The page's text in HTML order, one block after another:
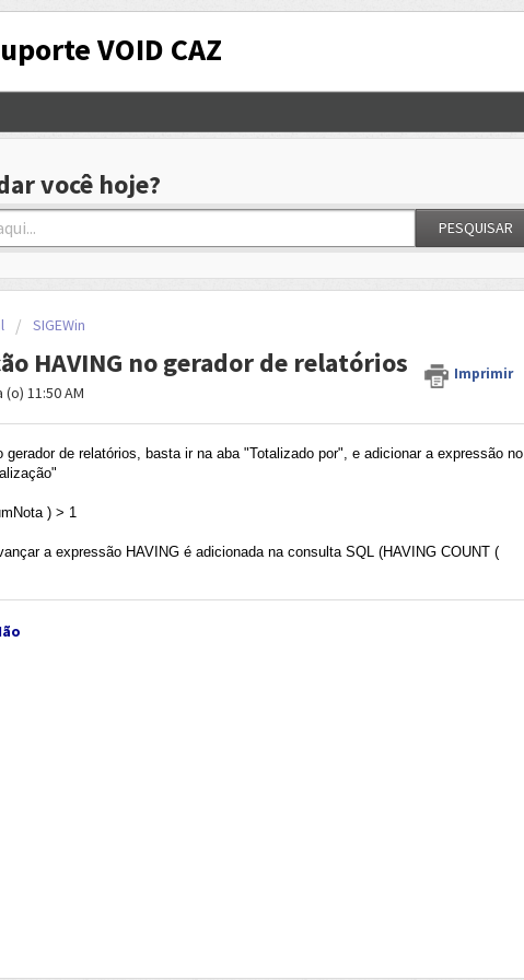
VOID CAZ
você hoje?
PESQUISAR
SIGEWin
HAVING no gerador de relatórios Imprimir
11:50 AM
de relatórios, basta ir na aba "Totalizado por", e adicionar a expressão no
) > 1
a expressão HAVING é adicionada na consulta SQL (HAVING COUNT (